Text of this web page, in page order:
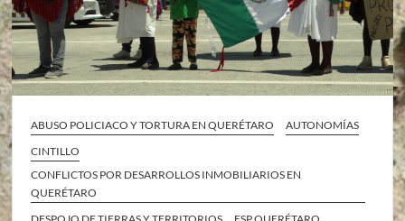
ABUSO POLICIACO Y TORTURA EN QUERÉTARO
AUTONOMÍAS
CINTILLO
CONFLICTOS POR DESARROLLOS INMOBILIARIOS EN
QUERÉTARO
DESPOJO DE TIERRAS Y TERRITORIOS
ESP QUERÉTARO